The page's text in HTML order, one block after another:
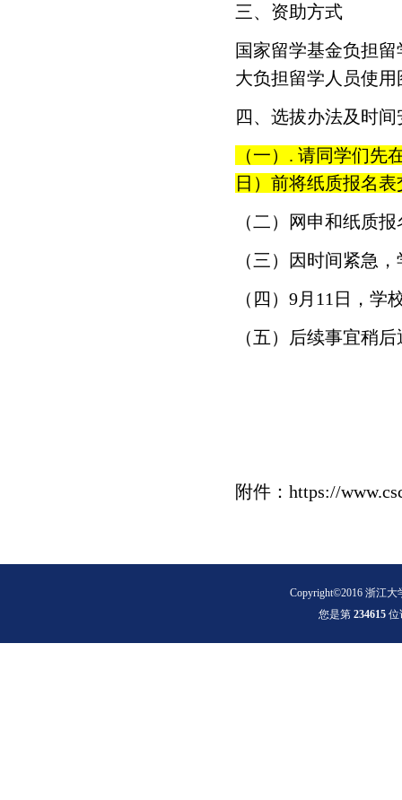
三、资助方式
国家留学基金负担
大负担留学人员使
四、选拔办法及时间
（一）. 请同学们先
日）前将纸质报名
（二）网申和纸质
（三）因时间紧急
（四）9月11日，
（五）后续事宜稍
附件：https://
Copyright©2016 浙江大
您是第234615 位